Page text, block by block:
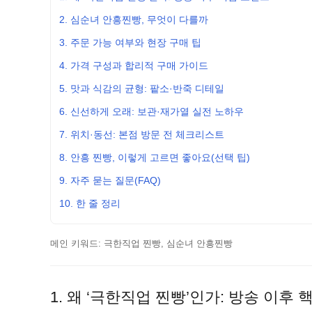
2. 심순녀 안흥찐빵, 무엇이 다를까
3. 주문 가능 여부와 현장 구매 팁
4. 가격 구성과 합리적 구매 가이드
5. 맛과 식감의 균형: 팥소·반죽 디테일
6. 신선하게 오래: 보관·재가열 실전 노하우
7. 위치·동선: 본점 방문 전 체크리스트
8. 안흥 찐빵, 이렇게 고르면 좋아요(선택 팁)
9. 자주 묻는 질문(FAQ)
10. 한 줄 정리
메인 키워드: 극한직업 찐빵, 심순녀 안흥찐빵
1. 왜 ‘극한직업 찐빵’인가: 방송 이후